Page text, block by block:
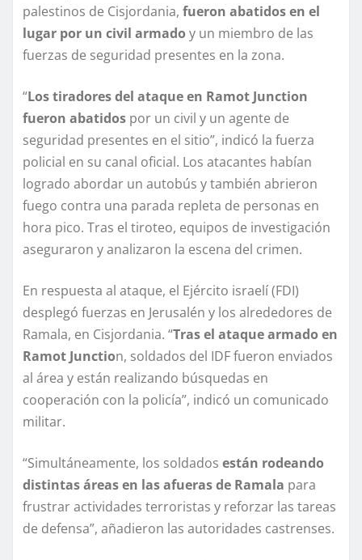
palestinos de Cisjordania, fueron abatidos en el
lugar por un civil armado y un miembro de las
fuerzas de seguridad presentes en la zona.
“Los tiradores del ataque en Ramot Junction
fueron abatidos por un civil y un agente de
seguridad presentes en el sitio”, indicó la fuerza
policial en su canal oficial. Los atacantes habían
logrado abordar un autobús y también abrieron
fuego contra una parada repleta de personas en
hora pico. Tras el tiroteo, equipos de investigación
aseguraron y analizaron la escena del crimen.
En respuesta al ataque, el Ejército israelí (FDI)
desplegó fuerzas en Jerusalén y los alrededores de
Ramala, en Cisjordania. “Tras el ataque armado en
Ramot Junction, soldados del IDF fueron enviados
al área y están realizando búsquedas en
cooperación con la policía”, indicó un comunicado
militar.
“Simultáneamente, los soldados están rodeando
distintas áreas en las afueras de Ramala para
frustrar actividades terroristas y reforzar las tareas
de defensa”, añadieron las autoridades castrenses.